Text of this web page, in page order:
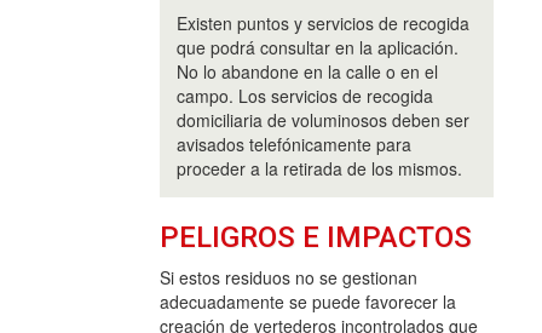
Existen puntos y servicios de recogida
que podrá consultar en la aplicación.
No lo abandone en la calle o en el
campo. Los servicios de recogida
domiciliaria de voluminosos deben ser
avisados telefónicamente para
proceder a la retirada de los mismos.
PELIGROS E IMPACTOS
Si estos residuos no se gestionan
adecuadamente se puede favorecer la
creación de vertederos incontrolados que